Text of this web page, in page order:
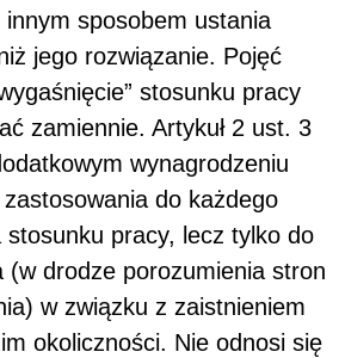
sposobem ustania
jego rozwiązanie. Pojęć
stosunku pracy
zamiennie. Artykuł 2 ust. 3
wynagrodzeniu
do każdego
stosunku pracy, lecz tylko do
(w drodze porozumienia stron
w związku z zaistnieniem
okoliczności. Nie odnosi się